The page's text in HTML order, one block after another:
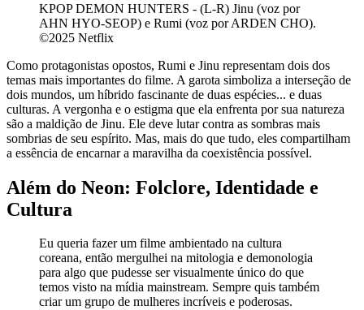
KPOP DEMON HUNTERS - (L-R) Jinu (voz por
AHN HYO-SEOP) e Rumi (voz por ARDEN CHO).
©2025 Netflix
Como protagonistas opostos, Rumi e Jinu representam dois dos
temas mais importantes do filme. A garota simboliza a interseção de
dois mundos, um híbrido fascinante de duas espécies... e duas
culturas. A vergonha e o estigma que ela enfrenta por sua natureza
são a maldição de Jinu. Ele deve lutar contra as sombras mais
sombrias de seu espírito. Mas, mais do que tudo, eles compartilham
a essência de encarnar a maravilha da coexistência possível.
Além do Neon: Folclore, Identidade e
Cultura
Eu queria fazer um filme ambientado na cultura
coreana, então mergulhei na mitologia e demonologia
para algo que pudesse ser visualmente único do que
temos visto na mídia mainstream. Sempre quis também
criar um grupo de mulheres incríveis e poderosas.